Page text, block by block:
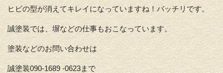
ヒビの型が消えてキレイになっていますね！バッチリです。
誠塗装では、塀などの仕事もおこなっています。
塗装などのお問い合わせは
誠塗装090-1689 -0623まで